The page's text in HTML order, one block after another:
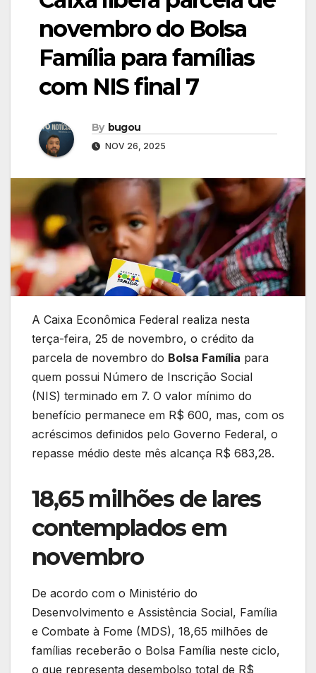
novembro do Bolsa
Família para famílias
com NIS final 7
By bugou
NOV 26, 2025
A Caixa Econômica Federal realiza nesta
terça-feira, 25 de novembro, o crédito da
parcela de novembro do Bolsa Família para
quem possui Número de Inscrição Social
(NIS) terminado em 7. O valor mínimo do
benefício permanece em R$ 600, mas, com os
acréscimos definidos pelo Governo Federal, o
repasse médio deste mês alcança R$ 683,28.
18,65 milhões de lares
contemplados em
novembro
De acordo com o Ministério do
Desenvolvimento e Assistência Social, Família
e Combate à Fome (MDS), 18,65 milhões de
famílias receberão o Bolsa Família neste ciclo,
o que representa desembolso total de R$